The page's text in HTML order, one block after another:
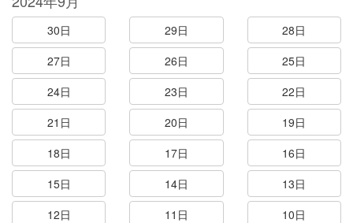
30日 29日
28日
27日
26日
25日
24日
23日
22日
21日
20日
19日
18日
17日
16日
15日
14日
13日
12日
11日
10日